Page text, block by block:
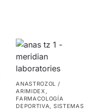
ANASTROZOL /
ARIMIDEX
FARMACOLOGÍA
DEPORTIVA
SISTEMAS